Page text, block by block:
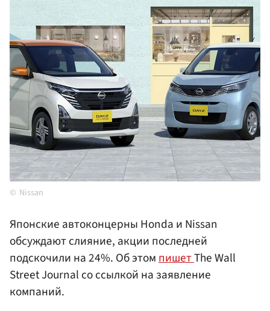
Nissan
Японские автоконцерны Honda и Nissan
обсуждают слияние, акции последней
подскочили на 24%. Об этомпишетThe Wall
Street Journal со ссылкой на заявление
компаний.